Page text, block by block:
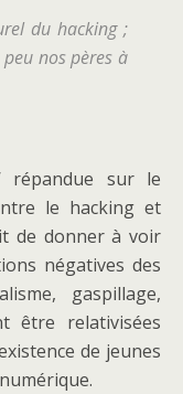
du hacking ;
nos pères à
répandue sur le
le hacking et
de donner à voir
négatives des
gaspillage,
être relativisées
de jeunes